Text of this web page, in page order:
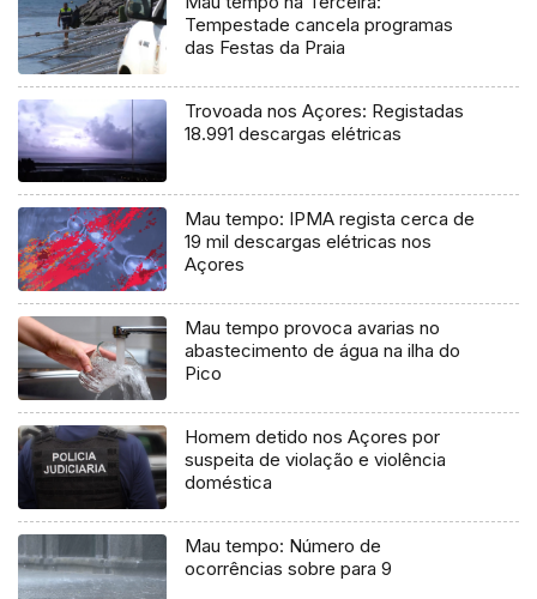
Tempestade cancela programas
das Festas da Praia
Trovoada nos Açores: Registadas
18.991 descargas elétricas
Mau tempo: IPMA regista cerca de
19 mil descargas elétricas nos
Açores
Mau tempo provoca avarias no
abastecimento de água na ilha do
Pico
Homem detido nos Açores por
suspeita de violação e violência
doméstica
Mau tempo: Número de
ocorrências sobre para 9